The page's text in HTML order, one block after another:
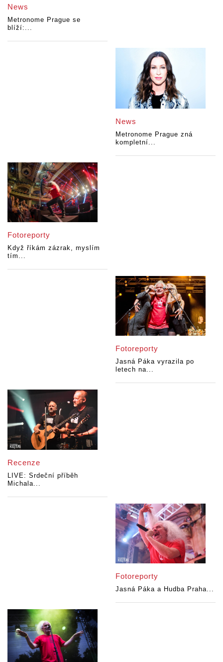
News
Metronome Prague se
blíží:...
News
Metronome Prague zná
kompletní...
Fotoreporty
Když říkám zázrak, myslím
tím...
Fotoreporty
Jasná Páka vyrazila po
letech na...
Recenze
LIVE: Srdeční příběh
Michala...
Fotoreporty
Jasná Páka a Hudba Praha...